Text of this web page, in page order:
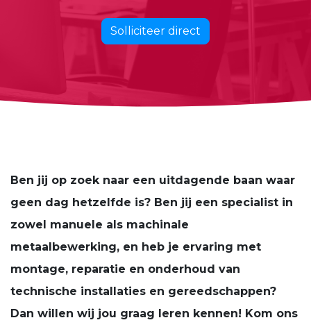
Solliciteer direct
Ben jij op zoek naar een uitdagende baan waar
geen dag hetzelfde is? Ben jij een specialist in
zowel manuele als machinale
metaalbewerking, en heb je ervaring met
montage, reparatie en onderhoud van
technische installaties en gereedschappen?
Dan willen wij jou graag leren kennen! Kom ons